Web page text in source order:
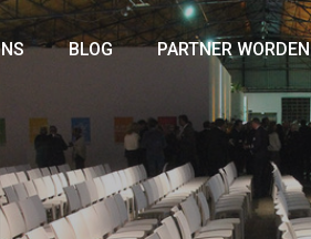
BLOG PARTNER WORDEN